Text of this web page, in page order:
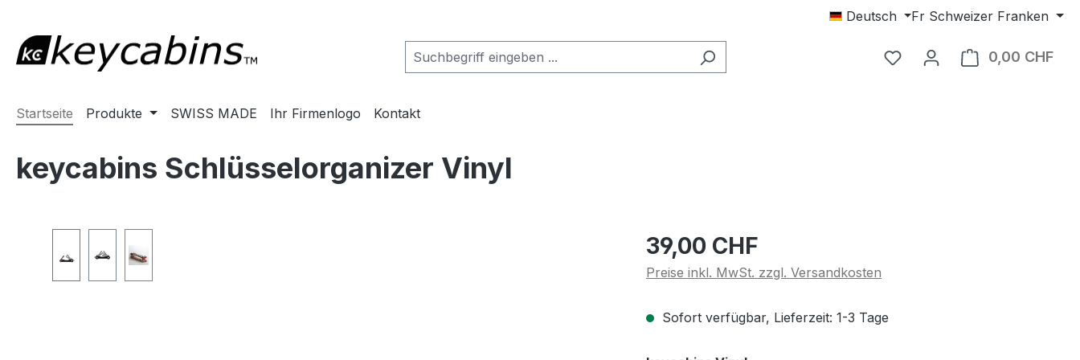
Deutsch Fr Schweizer Franken
Du hast 0 Produkte auf
0,00 CHF
Startseite Produkte SWISS MADE Ihr Firmenlogo Kontakt
keycabins Schlüsselorganizer Vinyl
Regulärer Preis:
39,00 CHF
Preise inkl. MwSt. zzgl. Versandkosten
Sofort verfügbar, Lieferzeit: 1-3 Tage